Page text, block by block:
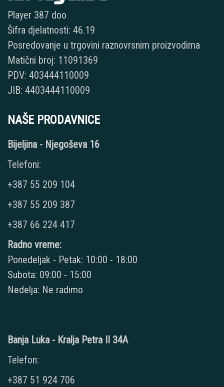
Player 387 doo
Šifra djelatnosti: 46.19
Posredovanje u trgovini raznovrsnim proizvodima
Matični broj: 11091369
PDV: 403444110009
JIB: 4403444110009
NAŠE PRODAVNICE
Bijeljina - Njegoševa 16
Telefoni:
+387 55 209 104
+387 55 209 387
+387 66 224 417
Radno vreme:
Ponedeljak - Petak: 10:00 - 18:00
Subota: 09:00 - 15:00
Nedelja: Ne radimo
Banja Luka - Kralja Petra II 34A
Telefon:
+387 51 924 706